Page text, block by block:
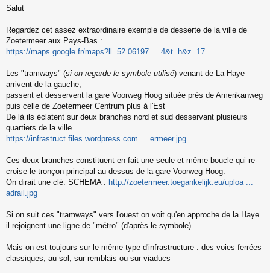
e
s
g
e
o
n
u
Salut
Regardez cet assez extraordinaire exemple de desserte de la ville de
Zoetermeer aux Pays-Bas :
https://maps.google.fr/maps?ll=52.06197 ... 4&t=h&z=17
Les "tramways" (si on regarde le symbole utilisé) venant de La Haye
arrivent de la gauche,
passent et desservent la gare Voorweg Hoog située près de Amerikanweg
puis celle de Zoetermeer Centrum plus à l'Est
De là ils éclatent sur deux branches nord et sud desservant plusieurs
quartiers de la ville.
https://infrastruct.files.wordpress.com ... ermeer.jpg
Ces deux branches constituent en fait une seule et même boucle qui re-
croise le tronçon principal au dessus de la gare Voorweg Hoog.
On dirait une clé. SCHEMA : http://zoetermeer.toegankelijk.eu/uploa ...
adrail.jpg
Si on suit ces "tramways" vers l'ouest on voit qu'en approche de la Haye
il rejoignent une ligne de "métro" (d'après le symbole)
Mais on est toujours sur le même type d'infrastructure : des voies ferrées
classiques, au sol, sur remblais ou sur viaducs